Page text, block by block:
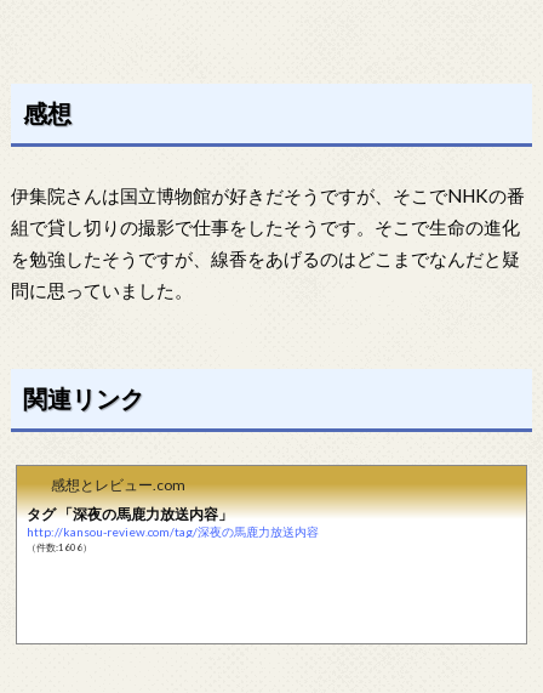
感想
伊集院さんは国立博物館が好きだそうですが、そこでNHKの番
組で貸し切りの撮影で仕事をしたそうです。そこで生命の進化
を勉強したそうですが、線香をあげるのはどこまでなんだと疑
問に思っていました。
関連リンク
感想とレビュー.com
タグ 「深夜の馬鹿力放送内容」
http://kansou-review.com/tag/深夜の馬鹿力放送内容
（件数:1606）